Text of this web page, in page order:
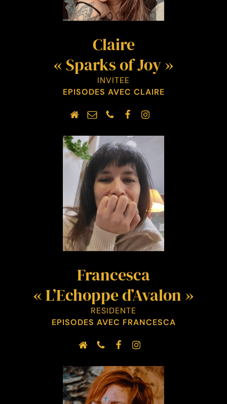
Claire
« Sparks of Joy »
INVITEE
EPISODES AVEC CLAIRE
Francesca
« L’Echoppe d’Avalon »
RESIDENTE
EPISODES AVEC FRANCESCA